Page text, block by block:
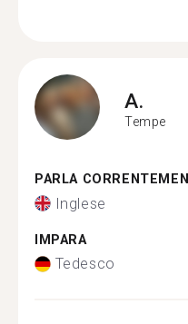
A.
Tempe
PARLA
Inglese
IMPARA
Tedesco